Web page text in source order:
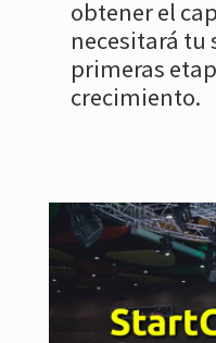
obtener el
necesitará tu
primeras
crecimiento.